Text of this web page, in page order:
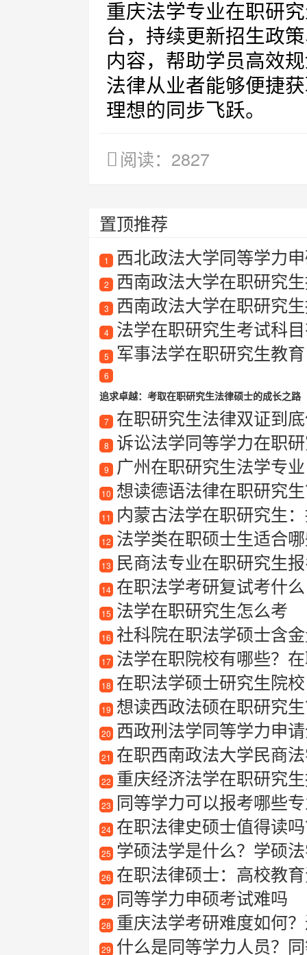
重庆法学专业在职研
台，持续更新招生政
内容，帮助学员高效
法律从业者能够便捷
理想的同步飞跃。
阅读：2827
置顶推荐
1 西北政法大学同等学力
2 西南政法大学在职研究
3 西南政法大学在职研究
4 法学在职研究生考试科
5 军事法学在职研究生教
6
追求卓越：考取在职研究生法律硕士的成长之路
7 在职研究生法律双证到底值不
8 诉讼法学同等学力在职
9 广州在职研究生法学专业
10 想读德语法律在职研究
11 内蒙古法学在职研究生
12 法学类在职硕士生适合哪
13 民商法专业在职研究生
14 在职法学考研复试考什么
15 法学在职研究生怎么考
16 社科院在职法学硕士含
17 法学在职院校有哪些？
18 在职法学硕士研究生院校
19 想读西政法硕在职研究
20 西政刑法学同等学力申请全攻
21 在职西南政法大学民商
22 重庆经济法学在职研究生
23 同等学力可以报考哪些
24 在职法律史硕士值得读
25 学硕法学是什么？学硕
26 在职法律硕士：高校教
27 同等学力申硕考试难吗
28 重庆法学考研难度如何
29 什么是同等学力人员？